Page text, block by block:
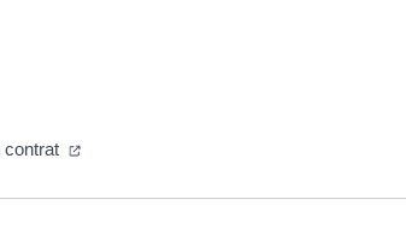
contrat